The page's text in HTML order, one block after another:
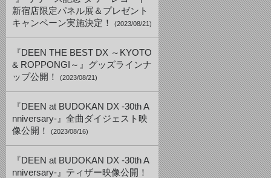
新宿店限定パネル展＆プレゼント
キャンペーン実施決定！
(2023/08/21)
『DEEN THE BEST DX ～KYOTO
& ROPPONGI～』グッズラインナ
ップ公開！
(2023/08/21)
『DEEN at BUDOKAN DX -30th A
nniversary-』全曲ダイジェスト映
像公開！
(2023/08/16)
『DEEN at BUDOKAN DX -30th A
nniversary-』ティザー映像公開！